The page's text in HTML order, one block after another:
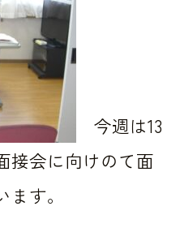
今週は13
接会に向けのて面
す。